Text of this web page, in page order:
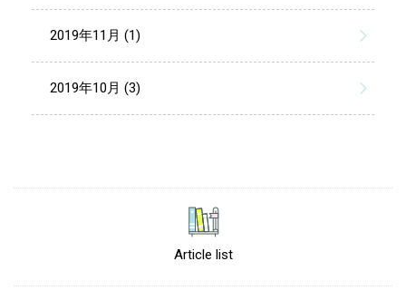
2019年11月 (1)
2019年10月 (3)
Article list